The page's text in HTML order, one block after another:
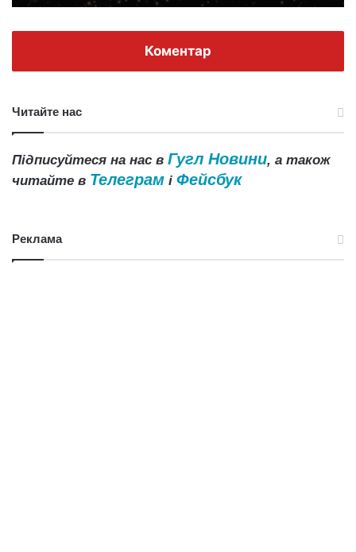
Коментар
Читайте нас
Підписуйтеся на нас в Гугл Новини, а також
читайте в Телеграм і Фейсбук
Реклама